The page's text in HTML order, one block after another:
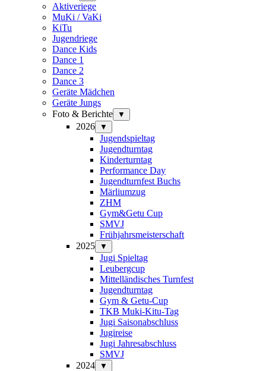
Aktiveriege
MuKi / VaKi
KiTu
Jugendriege
Dance Kids
Dance 1
Dance 2
Dance 3
Geräte Mädchen
Geräte Jungs
Foto & Berichte
▼
2026 ▼
Jugendspieltag
Jugendturntag
Kinderturntag
Performance Day
Jugendturnfest Buchs
Märliumzug
ZHM
Gym&Getu Cup
SMVJ
Frühjahrsmeisterschaft
2025
▼
Jugi Spieltag
Leubergcup
Mittelländisches Turnfest
Jugendturntag
Gym & Getu-Cup
TKB Muki-Kitu-Tag
Jugi Saisonabschluss
Jugireise
Jugi Jahresabschluss
SMVJ
2024
▼